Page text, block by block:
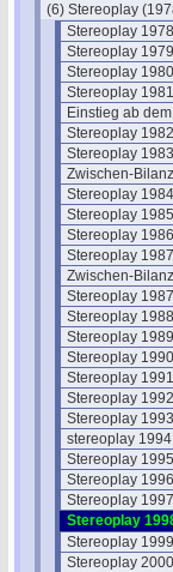
(6) Stereoplay
Stereoplay 1978
Stereoplay 1979
Stereoplay 1980
Stereoplay 1981
Einstieg ab
Stereoplay 1982
Stereoplay 1983
Zwischen-
Stereoplay
Stereoplay
Stereoplay
Stereoplay
Zwischen-
Stereoplay
Stereoplay
Stereoplay
Stereoplay
Stereoplay
Stereoplay
Stereoplay
stereoplay
Stereoplay
Stereoplay 1996
Stereoplay 1997
Stereoplay
Stereoplay 1999
Stereoplay 2000